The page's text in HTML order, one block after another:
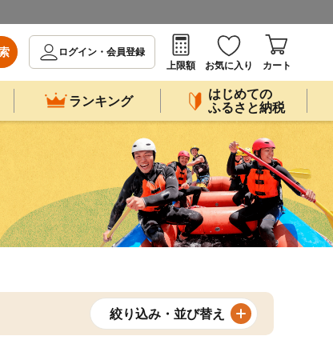
ログイン・会員登録
上限額
お気に入り カート
ランキング
はじめての
ふるさと納税
絞り込み・並び替え